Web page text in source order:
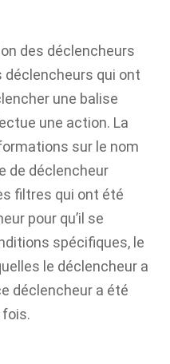
des déclencheurs
déclencheurs qui ont
une balise
une action. La
sur le nom
de déclencheur
filtres qui ont été
pour qu’il se
spécifiques, le
le déclencheur a
déclencheur a été
fois.